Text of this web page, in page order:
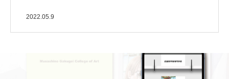
2022.05.9